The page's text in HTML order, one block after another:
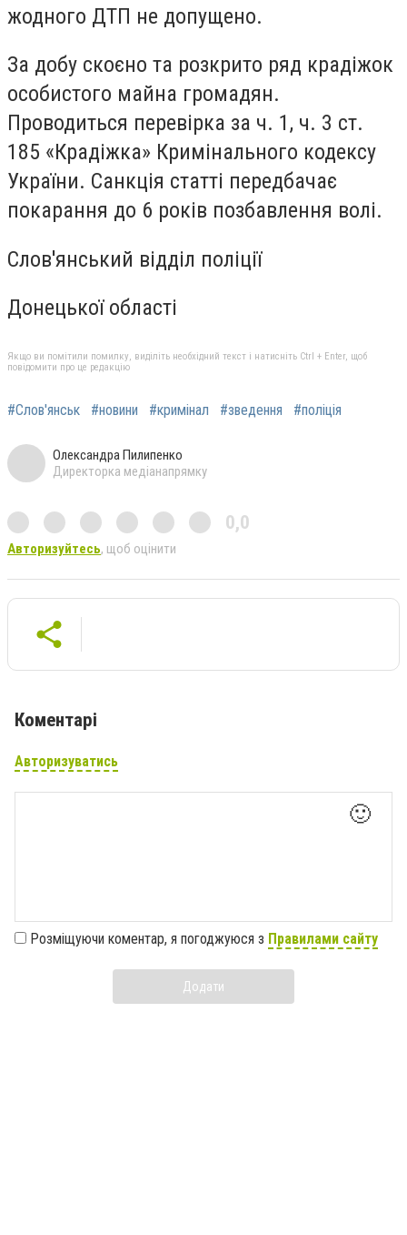
жодного ДТП не допущено.
За добу скоєно та розкрито ряд крадіжок
особистого майна громадян.
Проводиться перевірка за ч. 1, ч. 3 ст.
185 «Крадіжка» Кримінального кодексу
України. Санкція статті передбачає
покарання до 6 років позбавлення волі.
Слов'янський відділ поліції
Донецької області
Якщо ви помітили помилку, виділіть необхідний текст і натисніть Ctrl + Enter, щоб
повідомити про це редакцію
#Слов'янськ #новини #кримінал #зведення #поліція
Олександра Пилипенко
Директорка медіанапрямку
0,0
Авторизуйтесь, щоб оцінити
Коментарі
Авторизуватись
🙂
Розміщуючи коментар, я погоджуюся з Правилами сайту
Додати